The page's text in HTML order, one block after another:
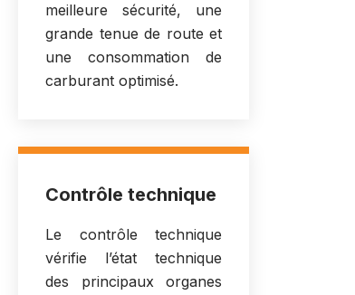
meilleure sécurité, une
grande tenue de route et
une consommation de
carburant optimisé.
Contrôle technique
Le contrôle technique
vérifie l’état technique
des principaux organes